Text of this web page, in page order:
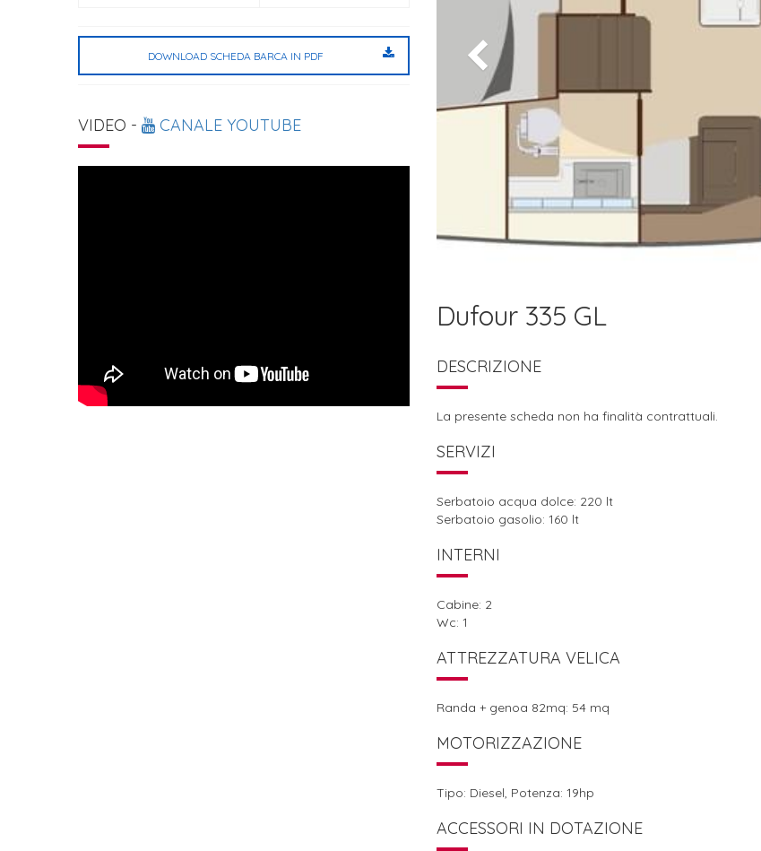
Dufour 335 GL
DESCRIZIONE
La presente scheda non ha finalità contrattuali.
SERVIZI
Serbatoio acqua dolce: 220 lt
Serbatoio gasolio: 160 lt
INTERNI
Cabine: 2
Wc: 1
ATTREZZATURA VELICA
Randa + genoa 82mq: 54 mq
MOTORIZZAZIONE
Tipo: Diesel, Potenza: 19hp
ACCESSORI IN DOTAZIONE
DOWNLOAD SCHEDA BARCA IN PDF
VIDEO - CANALE YOUTUBE